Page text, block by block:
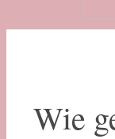
Wie